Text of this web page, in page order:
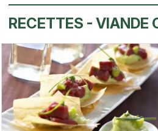
RECETTES - VIANDE